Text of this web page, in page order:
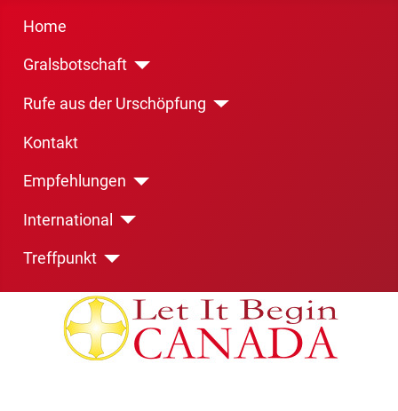
Home
Gralsbotschaft
Rufe aus der Urschöpfung
Kontakt
Empfehlungen
International
Treffpunkt